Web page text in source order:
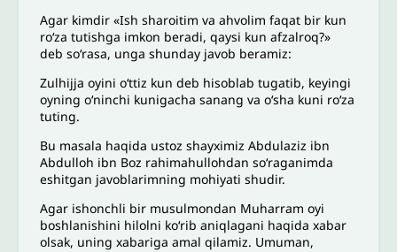
Agar kimdir «Ish sharoitim va ahvolim faqat bir kun
roʻza tutishga imkon beradi, qaysi kun afzalroq?»
deb soʻrasa, unga shunday javob beramiz:
Zulhijja oyini oʻttiz kun deb hisoblab tugatib, keyingi
oyning oʻninchi kunigacha sanang va oʻsha kuni roʻza
tuting.
Bu masala haqida ustoz shayximiz Abdulaziz ibn
Abdulloh ibn Boz rahimahullohdan soʻraganimda
eshitgan javoblarimning mohiyati shudir.
Agar ishonchli bir musulmondan Muharram oyi
boshlanishini hilolni koʻrib aniqlagani haqida xabar
olsak, uning xabariga amal qilamiz. Umuman,